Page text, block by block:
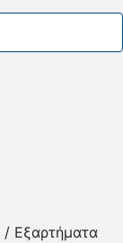
/ Εξαρτήματα